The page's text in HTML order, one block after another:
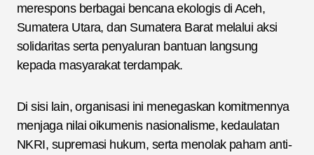
merespons berbagai bencana ekologis di Aceh,
Sumatera Utara, dan Sumatera Barat melalui aksi
solidaritas serta penyaluran bantuan langsung
kepada masyarakat terdampak.
Di sisi lain, organisasi ini menegaskan komitmennya
menjaga nilai oikumenis nasionalisme, kedaulatan
NKRI, supremasi hukum, serta menolak paham anti-